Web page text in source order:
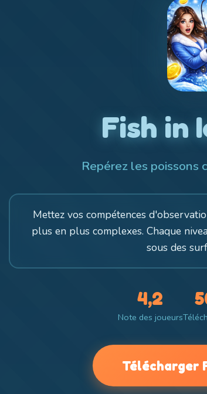
Fish in
Repérez les poissons
Mettez vos compétences
plus en plus complexes. Chaque
sous des
4,2
Note des joueurs
Télécharger